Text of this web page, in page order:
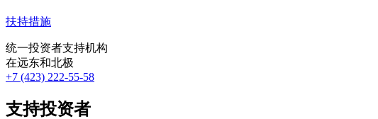
扶持措施
统一投资者支持机构
在远东和北极
+7 (423) 222-55-58
支持投资者